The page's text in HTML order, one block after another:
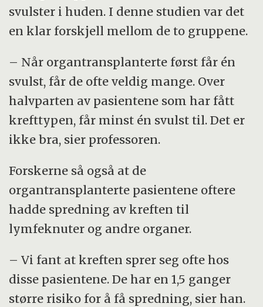
svulster i huden. I denne studien var det
en klar forskjell mellom de to gruppene.
– Når organtransplanterte først får én
svulst, får de ofte veldig mange. Over
halvparten av pasientene som har fått
krefttypen, får minst én svulst til. Det er
ikke bra, sier professoren.
Forskerne så også at de
organtransplanterte pasientene oftere
hadde spredning av kreften til
lymfeknuter og andre organer.
– Vi fant at kreften sprer seg ofte hos
disse pasientene. De har en 1,5 ganger
større risiko for å få spredning, sier han.